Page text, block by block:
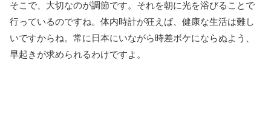
そこで、大切なのが調節です。それを朝に光を浴びることで
行っているのですね。体内時計が狂えば、健康な生活は難し
いですからね。常に日本にいながら時差ボケにならぬよう、
早起きが求められるわけですよ。